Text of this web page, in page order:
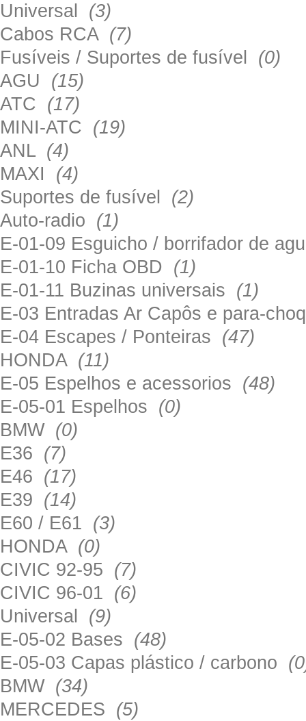
Universal (3)
Cabos RCA (7)
Fusíveis / Suportes de fusível (0)
AGU (15)
ATC (17)
MINI-ATC (19)
ANL (4)
MAXI (4)
Suportes de fusível (2)
Auto-radio (1)
E-01-09 Esguicho / borrifador de
E-01-10 Ficha OBD (1)
E-01-11 Buzinas universais (1)
E-03 Entradas Ar Capôs e para-
E-04 Escapes / Ponteiras (47)
HONDA (11)
E-05 Espelhos e acessorios (48)
E-05-01 Espelhos (0)
BMW (0)
E36 (7)
E46 (17)
E39 (14)
E60 / E61 (3)
HONDA (0)
CIVIC 92-95 (7)
CIVIC 96-01 (6)
Universal (9)
E-05-02 Bases (48)
E-05-03 Capas plástico / carbono
BMW (34)
MERCEDES (5)